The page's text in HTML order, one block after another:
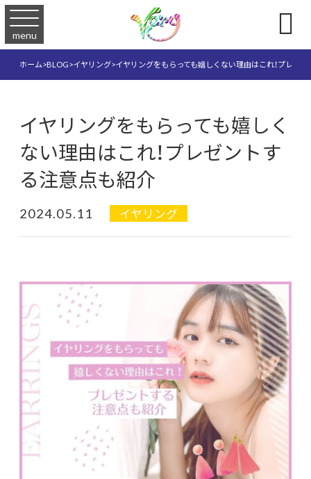
menu 
ホーム>BLOG>イヤリング>イヤリングをもらっても嬉しくない理由はこれ！プレゼ
イヤリングをもらっても嬉しく
ない理由はこれ！プレゼントす
る注意点も紹介
2024.05.11 イヤリング